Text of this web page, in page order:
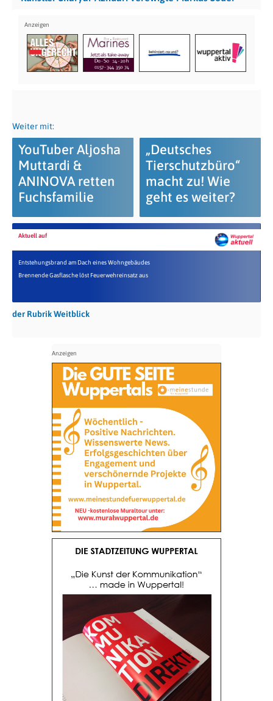
Weiter mit:
YouTuber Aljosha
Muttardi &
ANINOVA retten
Fuchsfamilie
„Deutsches
Tierschutzbüro“
macht zu! Wie
geht es weiter?
Aktuell auf
Entstehungsbrand am Dach eines Wohngebäudes
Brennende Gasflasche löst Feuerwehreinsatz aus
der Rubrik Weitblick